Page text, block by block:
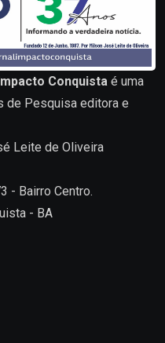
Conquista é uma
de Pesquisa editora e
Leite de Oliveira
- Bairro Centro.
- BA